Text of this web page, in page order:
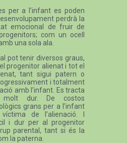
per a l’infant es poden
perdrà la
emocional de fruir de
com un ocell
una sola ala.
pot tenir diversos graus,
progenitor alienat i tot el
tant sigui patern o
i totalment
amb l’infant. Es tracta
molt dur. De costos
grans per a l’infant
de l’alienació. I
i dur per al progenitor
parental, tant si és la
la paterna.